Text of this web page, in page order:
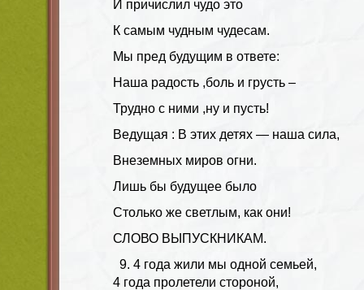
И причислил чудо это
К самым чудным чудесам.
Мы пред будущим в ответе:
Наша радость ,боль и грусть –
Трудно с ними ,ну и пусть!
Ведущая : В этих детях — наша сила,
Внеземных миров огни.
Лишь бы будущее было
Столько же светлым, как они!
СЛОВО ВЫПУСКНИКАМ.
4 года жили мы одной семьей,
4 года пролетели стороной,